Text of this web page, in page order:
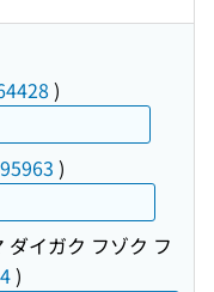
)
)
ダイガク フゾク フ
)